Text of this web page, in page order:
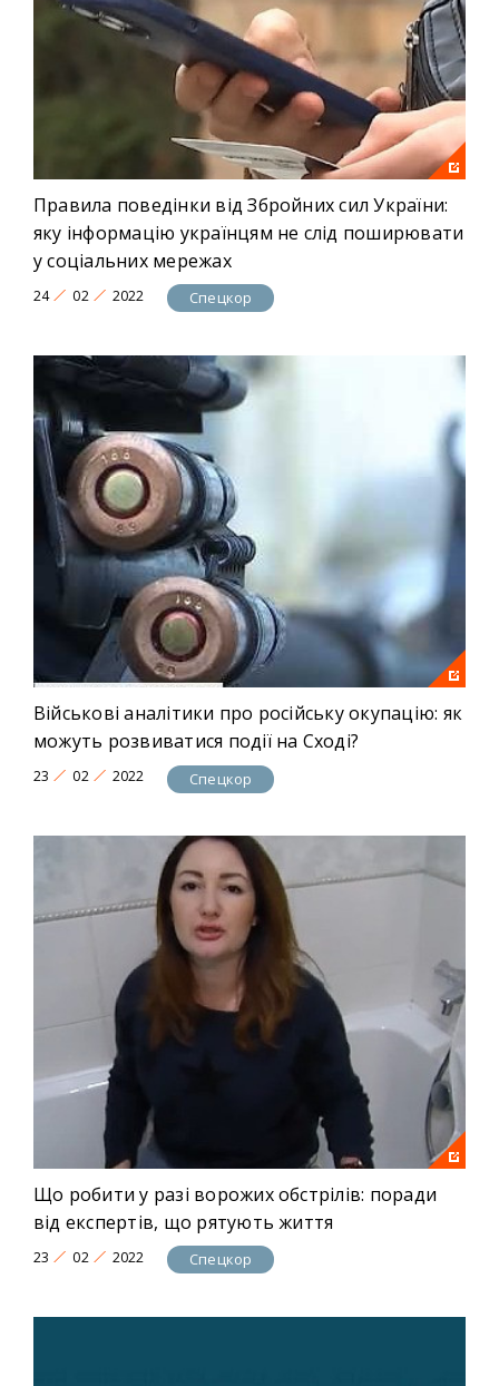
Правила поведінки від Збройних сил України:
яку інформацію українцям не слід поширювати
у соціальних мережах
24 02 2022 Спецкор
Військові аналітики про російську окупацію: як
можуть розвиватися події на Сході?
23 02 2022 Спецкор
Що робити у разі ворожих обстрілів: поради
від експертів, що рятують життя
23 02 2022 Спецкор